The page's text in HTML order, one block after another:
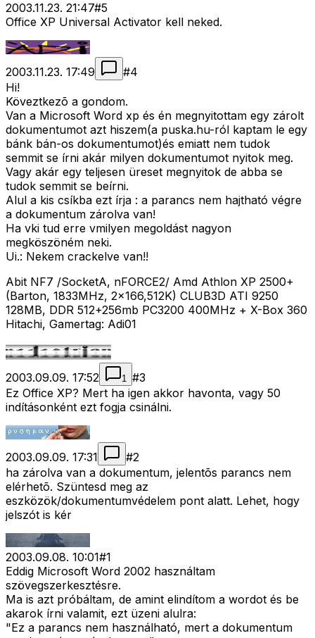
2003.11.23. 21:47#5
Office XP Universal Activator kell neked.
2003.11.23. 17:49 #4
Hi!
Köveztkezõ a gondom.
Van a Microsoft Word xp és én megnyitottam egy zárolt
dokumentumot azt hiszem(a puska.hu-ról kaptam le egy
bánk bán-os dokumentumot)és emiatt nem tudok
semmit se írni akár milyen dokumentumot nyitok meg.
Vagy akár egy teljesen üreset megnyitok de abba se
tudok semmit se beírni.
Alul a kis csíkba ezt írja : a parancs nem hajtható végre
a dokumentum zárolva van!
Ha vki tud erre vmilyen megoldást nagyon
megköszöném neki.
Ui.: Nekem crackelve van!!
Abit NF7 /SocketA, nFORCE2/ Amd Athlon XP 2500+
(Barton, 1833MHz, 2x166,512K) CLUB3D ATI 9250
128MB, DDR 512+256mb PC3200 400MHz + X-Box 360
Hitachi, Gamertag: Adi01
2003.09.09. 17:52 1 #3
Ez Office XP? Mert ha igen akkor havonta, vagy 50
indításonként ezt fogja csinálni.
2003.09.09. 17:31 #2
ha zárolva van a dokumentum, jelentõs parancs nem
elérhetõ. Szüntesd meg az
eszközök/dokumentumvédelem pont alatt. Lehet, hogy
jelszót is kér
2003.09.08. 10:01#1
Eddig Microsoft Word 2002 használtam
szövegszerkesztésre.
Ma is azt próbáltam, de amint elindítom a wordot és be
akarok írni valamit, ezt üzeni alulra:
"Ez a parancs nem használható, mert a dokumentum